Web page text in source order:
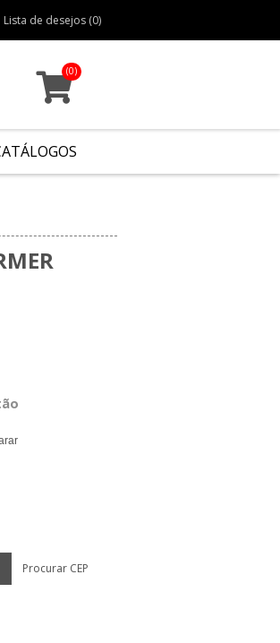
(0)
Lista de desejos (0)
Procurar CEP